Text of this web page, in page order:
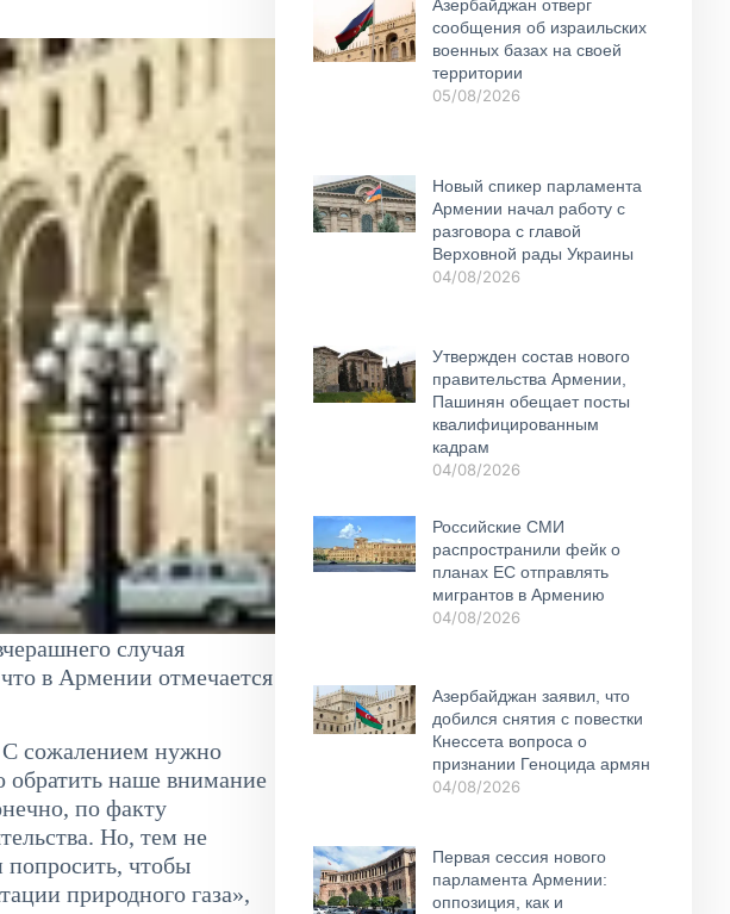
случая
в Армении отмечается
С сожалением нужно
обратить наше внимание
по факту
Но, тем не
попросить, чтобы
природного газа»,
Азербайджан отверг
сообщения об израильских
военных базах на своей
территории
05/08/2026
Новый спикер парламента
Армении начал работу с
разговора с главой
Верховной рады Украины
04/08/2026
Утвержден состав нового
правительства Армении,
Пашинян обещает посты
квалифицированным
кадрам
04/08/2026
Российские СМИ
распространили фейк о
планах ЕС отправлять
мигрантов в Армению
04/08/2026
Азербайджан заявил, что
добился снятия с повестки
Кнессета вопроса о
признании Геноцида армян
04/08/2026
Первая сессия нового
парламента Армении:
оппозиция, как и